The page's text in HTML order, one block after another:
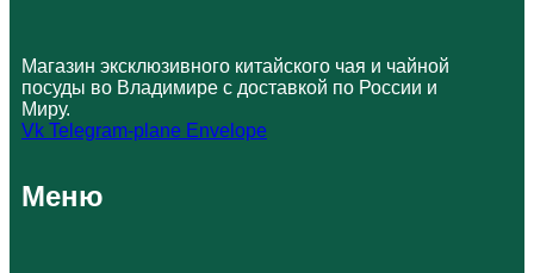
Магазин эксклюзивного китайского чая и чайной
посуды во Владимире с доставкой по России и
Миру.
Vk Telegram-plane Envelope
Меню